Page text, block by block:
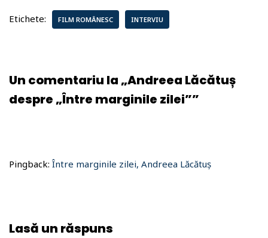
Etichete: FILM ROMÂNESC INTERVIU
Un comentariu la „Andreea Lăcătuș
despre „Între marginile zilei””
Pingback: Între marginile zilei, Andreea Lăcătuș
Lasă un răspuns